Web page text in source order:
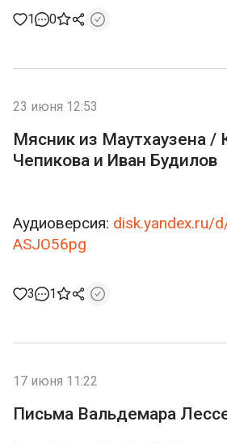
1 0
23 июня 12:53
Мясник из Маутхаузена /
Чепикова и Иван Будилов
Аудиоверсия: disk.yandex.ru/
ASJO56pg
3 1
17 июня 11:22
Письма Вальдемара